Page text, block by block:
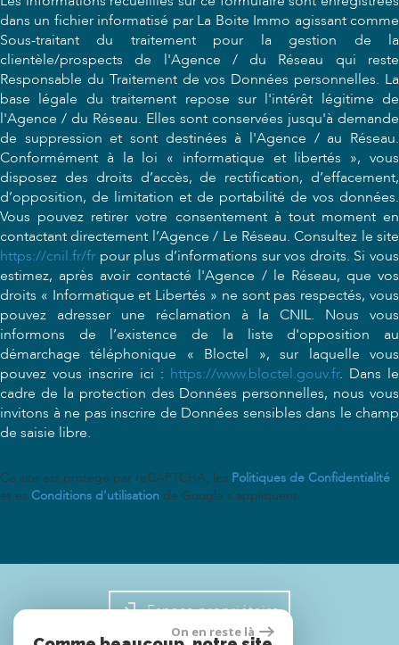
dans un fichier informatisé par La Boite Immo agissant comme
Sous-traitant du traitement pour la gestion de la
clientèle/prospects de l'Agence / du Réseau qui reste
Responsable du Traitement de vos Données personnelles. La
base légale du traitement repose sur l'intérêt légitime de
l'Agence / du Réseau. Elles sont conservées jusqu'à demande
de suppression et sont destinées à l'Agence / au Réseau.
Conformément à la loi « informatique et libertés », vous
disposez des droits d’accès, de rectification, d’effacement,
d’opposition, de limitation et de portabilité de vos données.
Vous pouvez retirer votre consentement à tout moment en
contactant directement l’Agence / Le Réseau. Consultez le site
https://cnil.fr/fr pour plus d’informations sur vos droits. Si vous
estimez, après avoir contacté l'Agence / le Réseau, que vos
droits « Informatique et Libertés » ne sont pas respectés, vous
pouvez adresser une réclamation à la CNIL. Nous vous
informons de l’existence de la liste d'opposition au
démarchage téléphonique « Bloctel », sur laquelle vous
pouvez vous inscrire ici : https://www.bloctel.gouv.fr. Dans le
cadre de la protection des Données personnelles, nous vous
invitons à ne pas inscrire de Données sensibles dans le champ
de saisie libre.
Ce site est protégé par reCAPTCHA, les Politiques de Confidentialité
et es Conditions d'utilisation de Google s'appliquent.
Espace propriétaire
On en reste là